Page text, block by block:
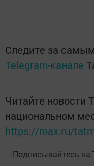
Следите за
Telegram-канале
Читайте новости
национальном
https://max.ru/
Подписывайтесь на